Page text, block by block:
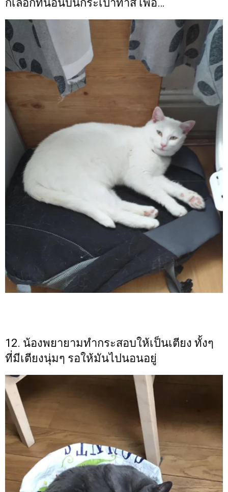
ก็เลือกที่นอนบนกระเป๋าทาส เพื่อ…
12. น้องพยายามทำกระสอบให้เป็นเตียง ทั้งๆ
ที่มีเตียงนุ่มๆ รอให้มันไปนอนอยู่